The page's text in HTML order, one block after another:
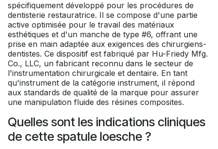
spécifiquement développé pour les procédures de
dentisterie restauratrice. Il se compose d'une partie
active optimisée pour le travail des matériaux
esthétiques et d'un manche de type #6, offrant une
prise en main adaptée aux exigences des chirurgiens-
dentistes. Ce dispositif est fabriqué par Hu-Friedy Mfg.
Co., LLC, un fabricant reconnu dans le secteur de
l'instrumentation chirurgicale et dentaire. En tant
qu'instrument de la catégorie instrument, il répond
aux standards de qualité de la marque pour assurer
une manipulation fluide des résines composites.
Quelles sont les indications cliniques
de cette spatule loesche ?